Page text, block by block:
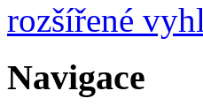
rozšířené
Navigace